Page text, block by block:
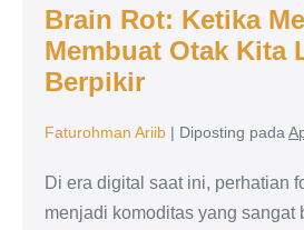
Brain Rot: Ketika
Membuat Otak Kita
Berpikir
Faturohman Ariib | Diposting pada
Di era digital saat ini, perhatian
menjadi komoditas yang sangat